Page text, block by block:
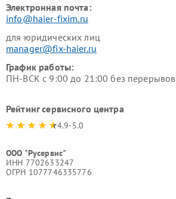
Электронная почта:
info@haier-fixim.ru
для юридических лиц
manager@fix-haier.ru
График работы:
ПН-ВСК с 9:00 до 21:00 без
Рейтинг сервисного центра
4.9-5.0
ООО "Русервис"
ИНН 7702633247
ОГРН 1077746335776